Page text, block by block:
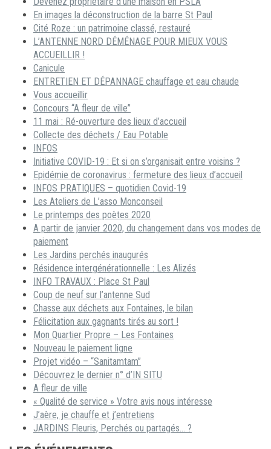
En images la déconstruction de la barre St Paul
Cité Roze : un patrimoine classé, restauré
L’ANTENNE NORD DÉMÉNAGE POUR MIEUX VOUS
ACCUEILLIR !
Canicule
ENTRETIEN ET DÉPANNAGE chauffage et eau chaude
Vous accueillir
Concours “A fleur de ville”
11 mai : Ré-ouverture des lieux d’accueil
Collecte des déchets / Eau Potable
INFOS
Initiative COVID-19 : Et si on s’organisait entre voisins ?
Epidémie de coronavirus : fermeture des lieux d’accueil
INFOS PRATIQUES – quotidien Covid-19
Les Ateliers de L’asso Monconseil
Le printemps des poètes 2020
A partir de janvier 2020, du changement dans vos modes de
paiement
Les Jardins perchés inaugurés
Résidence intergénérationnelle : Les Alizés
INFO TRAVAUX : Place St Paul
Coup de neuf sur l’antenne Sud
Chasse aux déchets aux Fontaines, le bilan
Félicitation aux gagnants tirés au sort !
Mon Quartier Propre – Les Fontaines
Nouveau le paiement ligne
Projet vidéo – “Sanitamtam”
Découvrez le dernier n° d’IN SITU
A fleur de ville
« Qualité de service » Votre avis nous intéresse
J’aère, je chauffe et j’entretiens
JARDINS Fleuris, Perchés ou partagés… ?